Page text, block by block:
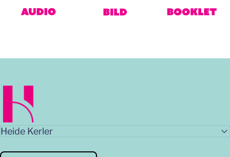
Heide.World
Heide Kerler